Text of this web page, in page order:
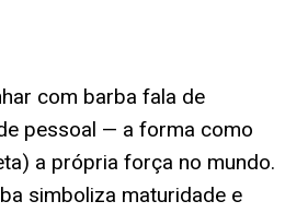
com barba fala de
pessoal — a forma como
a própria força no mundo.
simboliza maturidade e